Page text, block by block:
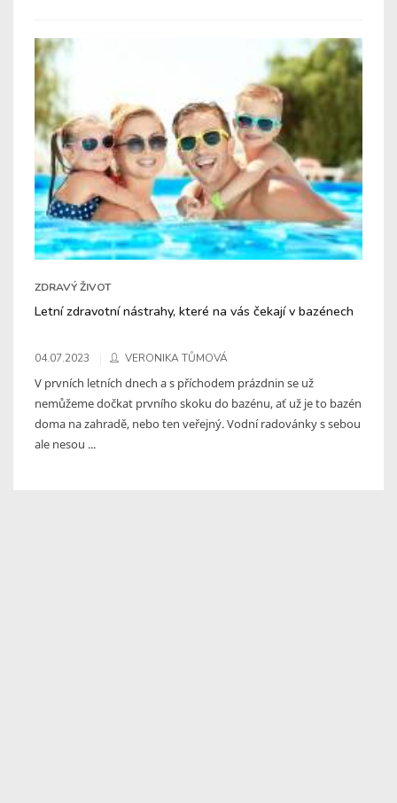
ZDRAVÝ ŽIVOT
Letní zdravotní nástrahy, které na vás čekají v bazénech
04.07.2023 VERONIKA TŮMOVÁ
V prvních letních dnech a s příchodem prázdnin se už
nemůžeme dočkat prvního skoku do bazénu, ať už je to bazén
doma na zahradě, nebo ten veřejný. Vodní radovánky s sebou
ale nesou ...